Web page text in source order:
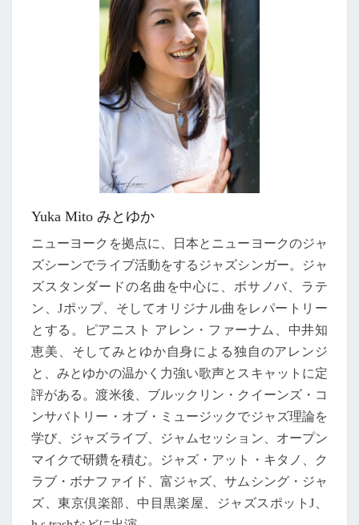
Y
Yuka Mito みとゆか
ニューヨークを拠点に、日本とニューヨークのジャ
ズシーンでライブ活動をするジャズシンガー。ジャ
ズスタンダードの名曲を中心に、ボサノバ、ラテ
ン、Jポップ、そしてオリジナル曲をレパートリー
とする。ピアニスト アレン・ファーナム、中井知
恵美、そしてみとゆか自身による独自のアレンジ
と、みとゆかの温かく力強い歌声とスキャットに定
評がある。渡米後、ブルックリン・クイーンズ・コ
ンサバトリー・オブ・ミュージックでジャズ理論を
学び、ジャズライブ、ジャムセッション、オープン
マイクで研鑽を積む。ジャズ・アット・キタノ、ク
ラブ・ボナファイド、富ジャズ、サムシング・ジャ
ズ、東京倶楽部、中目黒楽屋 、ジャズスポットJ